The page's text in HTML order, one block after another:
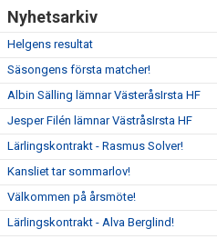
Nyhetsarkiv
Helgens resultat
Säsongens första matcher!
Albin Sälling lämnar VästeråsIrsta HF
Jesper Filén lämnar VästråsIrsta HF
Lärlingskontrakt - Rasmus Solver!
Kansliet tar sommarlov!
Välkommen på årsmöte!
Lärlingskontrakt - Alva Berglind!